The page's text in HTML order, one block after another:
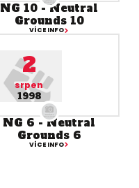
NG 10 - Neutral
Grounds 10
VÍCE INFO
2
srpen
1998
NG 6 - Neutral
Grounds 6
VÍCE INFO